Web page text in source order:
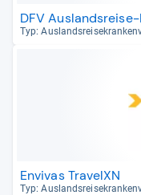
DFV
Typ:
Envivas TravelXN
Typ: